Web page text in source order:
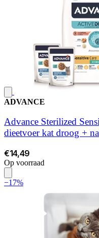
ADVANCE
Advance Sterilized
dieetvoer kat droog +
€14,49
Op voorraad
−17%